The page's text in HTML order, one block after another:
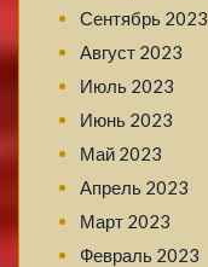
Сентябрь 2023
Август 2023
Июль 2023
Июнь 2023
Май 2023
Апрель 2023
Март 2023
Февраль 2023